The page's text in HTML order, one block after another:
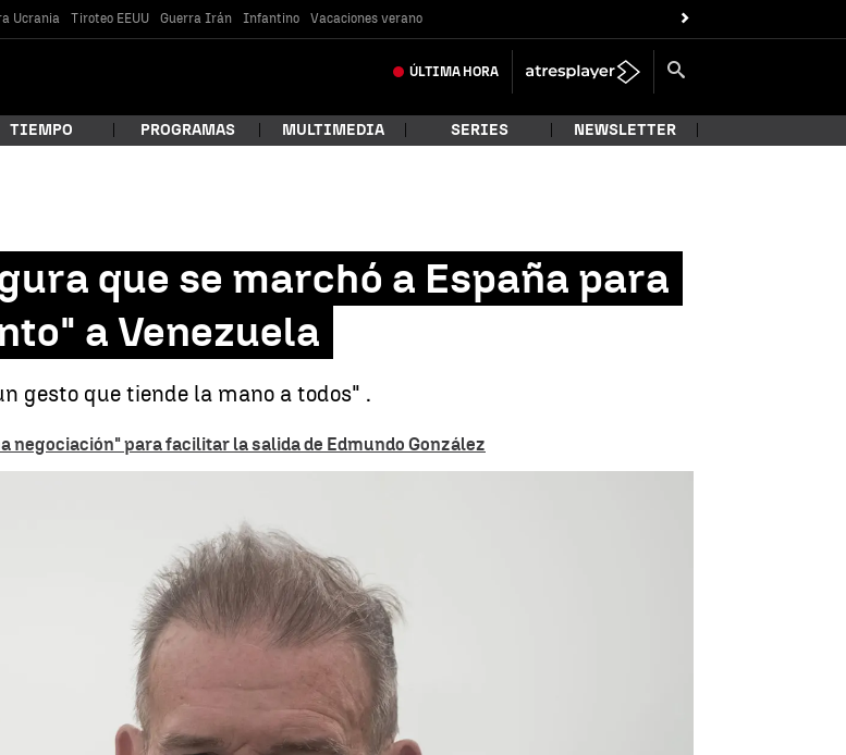
Ucrania Tiroteo EEUU Guerra Irán Infantino Vacaciones verano
ÚLTIMA HORA
TIEMPO PROGRAMAS MULTIMEDIA SERIES NEWSLETTER
que se marchó a España para
a Venezuela
gesto que tiende la mano a todos" .
negociación" para facilitar la salida de Edmundo González